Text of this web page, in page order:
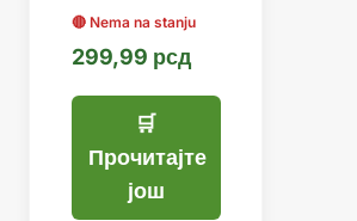
299,99 рсд
Прочитајте
још